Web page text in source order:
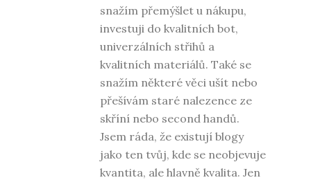
snažím přemýšlet u nákupu,
investuji do kvalitních bot,
univerzálních střihů a
kvalitních materiálů. Také se
snažím některé věci ušít nebo
přešívám staré nalezence ze
skříní nebo second handů.
Jsem ráda, že existují blogy
jako ten tvůj, kde se neobjevuje
kvantita, ale hlavně kvalita. Jen